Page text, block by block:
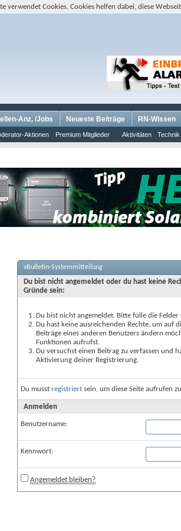
Aktionen Premium Mitglieder Aktivitäten Technik
Anz. /Jobs Neueste Beiträge RN-Wissen
vBulletin-Systemmitteilung
Du bist nicht angemeldet oder du hast keine
Gründe sein:
Du bist nicht angemeldet. Bitte fülle die
Du hast keine ausreichenden Rechte, um auf
Beiträge eines anderen Benutzers ändern
Funktionen aufrufst.
Du versuchst einen Beitrag zu verfassen und
Aktivierung deiner Registrierung.
Du musst registriert sein, um diese Seite aufrufen
Anmelden
Benutzername:
Kennwort:
Angemeldet bleiben?
verwendet Cookies. Cookies helfen dabei, diese